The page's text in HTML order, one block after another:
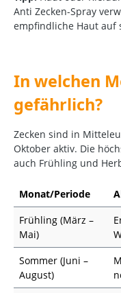
Anti Zecken-Spray
empfindliche Haut auf
In welchen
gefährlich?
Zecken sind in
Oktober aktiv. Die
auch Frühling und
Monat/Periode
Frühling (März –
Mai)
Sommer (Juni –
August)